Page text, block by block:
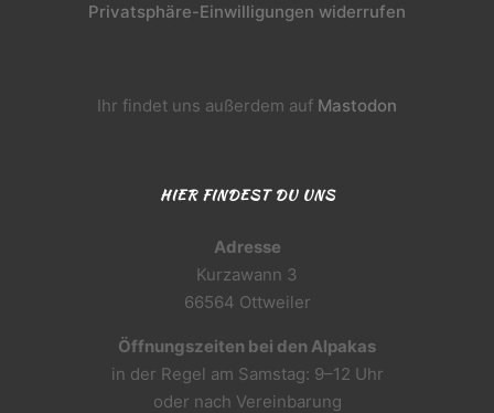
Privatsphäre-Einwilligungen widerrufen
Ihr findet uns außerdem auf Mastodon
HIER FINDEST DU UNS
Adresse
Kurzawann 3
66564 Ottweiler
Öffnungszeiten bei den Alpakas
in der Regel am Samstag: 9–12 Uhr
oder nach Vereinbarung